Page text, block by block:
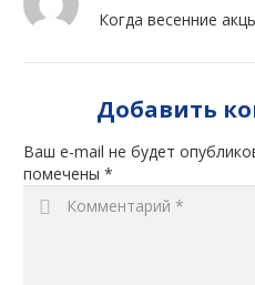
Когда весенние
Добавить
Ваш e-mail не будет
помечены *